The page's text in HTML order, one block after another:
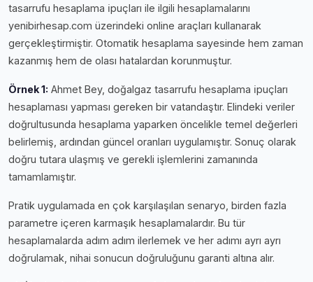
tasarrufu hesaplama i̇puçları ile ilgili hesaplamalarını
yenibirhesap.com üzerindeki online araçları kullanarak
gerçekleştirmiştir. Otomatik hesaplama sayesinde hem zaman
kazanmış hem de olası hatalardan korunmuştur.
Örnek 1: Ahmet Bey, doğalgaz tasarrufu hesaplama i̇puçları
hesaplaması yapması gereken bir vatandaştır. Elindeki veriler
doğrultusunda hesaplama yaparken öncelikle temel değerleri
belirlemiş, ardından güncel oranları uygulamıştır. Sonuç olarak
doğru tutara ulaşmış ve gerekli işlemlerini zamanında
tamamlamıştır.
Pratik uygulamada en çok karşılaşılan senaryo, birden fazla
parametre içeren karmaşık hesaplamalardır. Bu tür
hesaplamalarda adım adım ilerlemek ve her adımı ayrı ayrı
doğrulamak, nihai sonucun doğruluğunu garanti altına alır.